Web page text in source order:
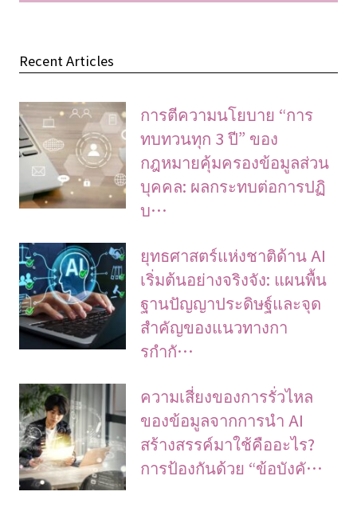
Recent Articles
การตีความนโยบาย “การ
ทบทวนทุก 3 ปี” ของ
กฎหมายคุ้มครองข้อมูลส่วน
บุคคล: ผลกระทบต่อการปฏิ
บ…
ยุทธศาสตร์แห่งชาติด้าน AI
เริ่มต้นอย่างจริงจัง: แผนพื้น
ฐานปัญญาประดิษฐ์และจุด
สำคัญของแนวทางกา
รกำกั…
ความเสี่ยงของการรั่วไหล
ของข้อมูลจากการนำ AI
สร้างสรรค์มาใช้คืออะไร?
การป้องกันด้วย “ข้อบังคั…